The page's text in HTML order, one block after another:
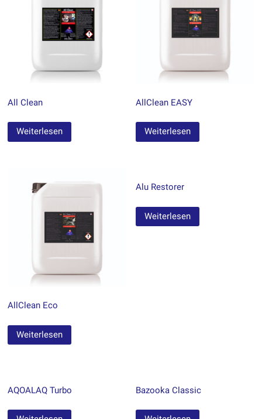
All Clean
Weiterlesen
AllClean EASY
Weiterlesen
AllClean Eco
Weiterlesen
Alu Restorer
Weiterlesen
AQOALAQ Turbo Bazooka Classic